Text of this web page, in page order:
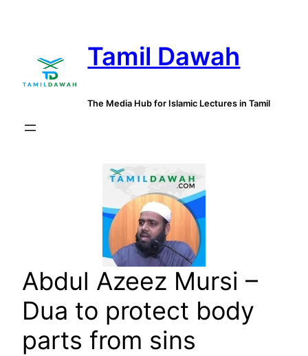
Tamil Dawah
The Media Hub for Islamic Lectures in Tamil
Abdul Azeez Mursi –
Dua to protect body
parts from sins